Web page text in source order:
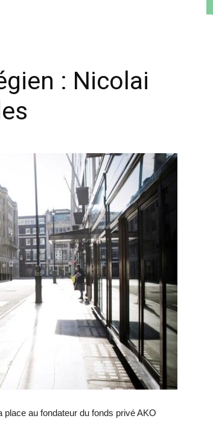
: Nicolai
place au fondateur du fonds privé AKO